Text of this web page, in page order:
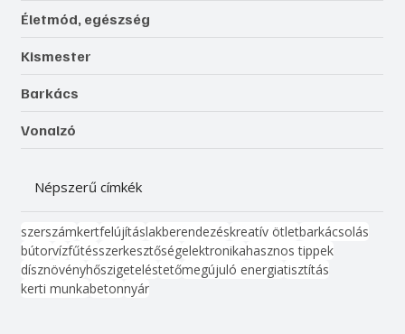
Életmód, egészség
Kismester
Barkács
Vonalzó
Népszerű címkék
szerszámkertfelújításlakberendezéskreatív ötletbarkácsolás
bútorvízfűtésszerkesztőségelektronikahasznos tippek
dísznövényhőszigeteléstetőmegújuló energiatisztítás
kerti munkabetonnyár